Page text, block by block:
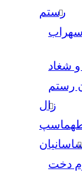
رستم
شغاد
رستم‏
زال
دخت